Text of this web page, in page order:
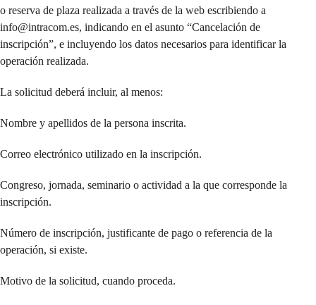
o reserva de plaza realizada a través de la web escribiendo a
info@intracom.es, indicando en el asunto “Cancelación de
inscripción”, e incluyendo los datos necesarios para identificar la
operación realizada.
La solicitud deberá incluir, al menos:
Nombre y apellidos de la persona inscrita.
Correo electrónico utilizado en la inscripción.
Congreso, jornada, seminario o actividad a la que corresponde la
inscripción.
Número de inscripción, justificante de pago o referencia de la
operación, si existe.
Motivo de la solicitud, cuando proceda.